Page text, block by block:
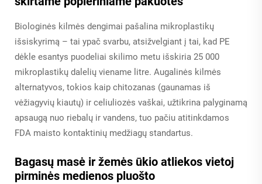
Biologinės kilmės dengimai pašalina mikroplastikų
išsiskyrimą – tai ypač svarbu, atsižvelgiant į tai, kad PE
dėkle esantys puodeliai skilimo metu išskiria 25 000
mikroplastikų dalelių viename litre. Augalinės kilmės
alternatyvos, tokios kaip chitozanas (gaunamas iš
vėžiagyvių kiautų) ir celiuliozės vaškai, užtikrina palyginamą
apsaugą nuo riebalų ir vandens, tuo pačiu atitinkdamos
FDA maisto kontaktinių medžiagų standartus.
Bagasų masė ir žemės ūkio atliekos vietoj
pirminės medienos pluošto